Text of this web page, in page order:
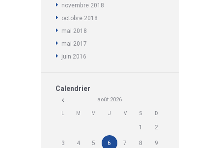
novembre 2018
octobre 2018
mai 2018
mai 2017
juin 2016
Calendrier
août 2026
L M M J V S D
1
2
3
4 5 6 7 8
9